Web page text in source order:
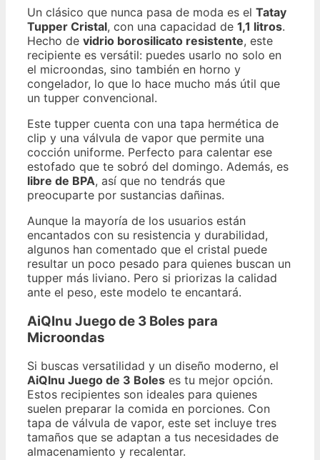
Un clásico que nunca pasa de moda es el Tatay
Tupper Cristal, con una capacidad de 1,1 litros.
Hecho de vidrio borosilicato resistente, este
recipiente es versátil: puedes usarlo no solo en
el microondas, sino también en horno y
congelador, lo que lo hace mucho más útil que
un tupper convencional.
Este tupper cuenta con una tapa hermética de
clip y una válvula de vapor que permite una
cocción uniforme. Perfecto para calentar ese
estofado que te sobró del domingo. Además, es
libre de BPA, así que no tendrás que
preocuparte por sustancias dañinas.
Aunque la mayoría de los usuarios están
encantados con su resistencia y durabilidad,
algunos han comentado que el cristal puede
resultar un poco pesado para quienes buscan un
tupper más liviano. Pero si priorizas la calidad
ante el peso, este modelo te encantará.
AiQInu Juego de 3 Boles para
Microondas
Si buscas versatilidad y un diseño moderno, el
AiQInu Juego de 3 Boles es tu mejor opción.
Estos recipientes son ideales para quienes
suelen preparar la comida en porciones. Con
tapa de válvula de vapor, este set incluye tres
tamaños que se adaptan a tus necesidades de
almacenamiento y recalentar.